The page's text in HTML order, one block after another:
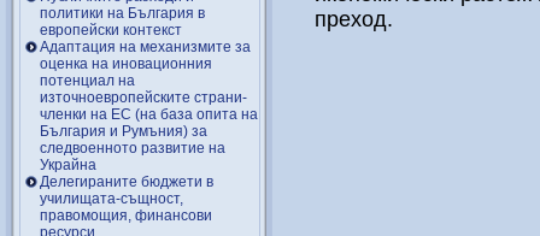
политики на България в
европейски контекст
Адаптация на механизмите за
оценка на иновационния
потенциал на
източноевропейските страни-
членки на ЕС (на база опита на
България и Румъния) за
следвоенното развитие на
Украйна
Делегираните бюджети в
училищата-същност,
правомощия, финансови
ресурси
преход.